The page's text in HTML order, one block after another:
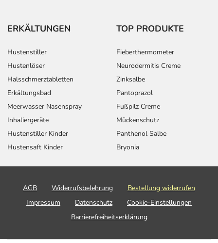
ERKÄLTUNGEN
Hustenstiller
Hustenlöser
Halsschmerztabletten
Erkältungsbad
Meerwasser Nasenspray
Inhaliergeräte
Hustenstiller Kinder
Hustensaft Kinder
TOP PRODUKTE
Fieberthermometer
Neurodermitis Creme
Zinksalbe
Pantoprazol
Fußpilz Creme
Mückenschutz
Panthenol Salbe
Bryonia
AGB Widerrufsbelehrung
Bestellung widerrufen
Impressum
Datenschutz
Cookie-Einstellungen
Barrierefreiheitserklärung